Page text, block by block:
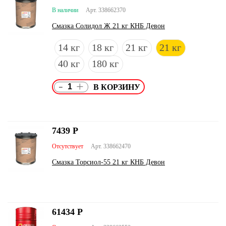
Арт. 338662370
В наличии
Смазка Солидол Ж 21 кг КНБ Девон
14 кг 18 кг 21 кг
21 кг
40 кг
180 кг
- +
Арт. 338662470
Отсутствует
Смазка Торсиол-55 21 кг КНБ Девон
7439 Р
61434 Р